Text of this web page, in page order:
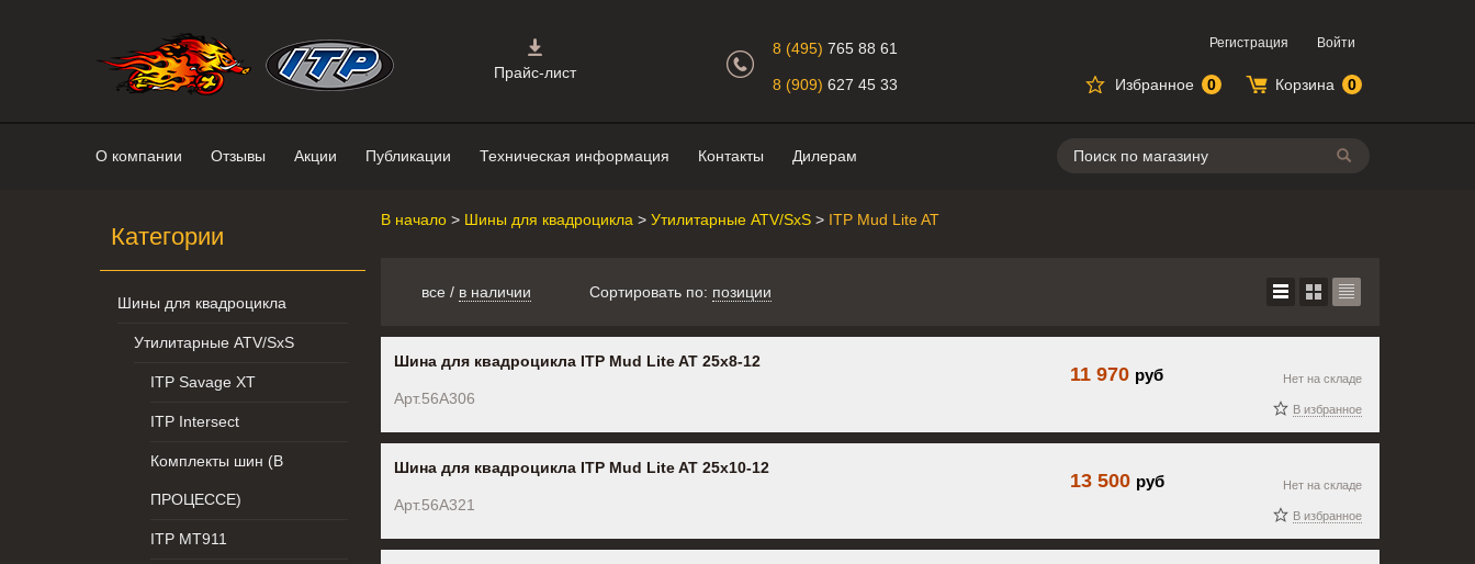
Прайс-лист
О компании Отзывы Акции Публикации Техническая информация Контакты Дилерам Поиск
Избранное 0 Корзина 0
Интернет-магазин "Поросенок". Главная страница. 8 (495) 765 88 61
8 (909) 627 45 33
Регистрация Войти
Категории
Шины для квадроцикла
Утилитарные ATV/SxS
ITP Savage XT
ITP Intersect
Комплекты шин (В
ПРОЦЕССЕ)
ITP MT911
В начало > Шины для квадроцикла > Утилитарные ATV/SxS > ITP Mud Lite AT
все / в наличии Сортировать по: позиции
Шина для квадроцикла ITP Mud Lite AT 25x8-12
Арт.56A306
11 970 руб
В избранное
Нет на складе
Шина для квадроцикла ITP Mud Lite AT 25x10-12
Арт.56A321
13 500 руб
В избранное
Нет на складе